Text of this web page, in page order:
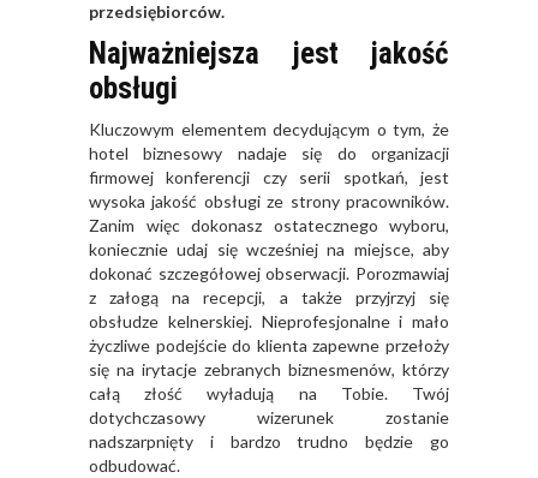
przedsiębiorców.
Najważniejsza jest jakość
obsługi
Kluczowym elementem decydującym o tym, że
hotel biznesowy nadaje się do organizacji
firmowej konferencji czy serii spotkań, jest
wysoka jakość obsługi ze strony pracowników.
Zanim więc dokonasz ostatecznego wyboru,
koniecznie udaj się wcześniej na miejsce, aby
dokonać szczegółowej obserwacji. Porozmawiaj
z załogą na recepcji, a także przyjrzyj się
obsłudze kelnerskiej. Nieprofesjonalne i mało
życzliwe podejście do klienta zapewne przełoży
się na irytacje zebranych biznesmenów, którzy
całą złość wyładują na Tobie. Twój
dotychczasowy wizerunek zostanie
nadszarpnięty i bardzo trudno będzie go
odbudować.